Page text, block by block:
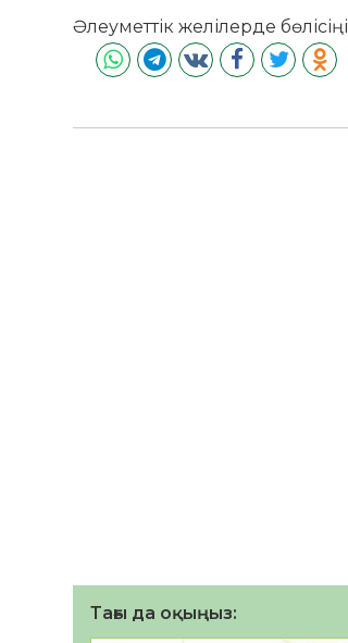
Әлеуметтік желілерде
Тағы да оқыңыз: